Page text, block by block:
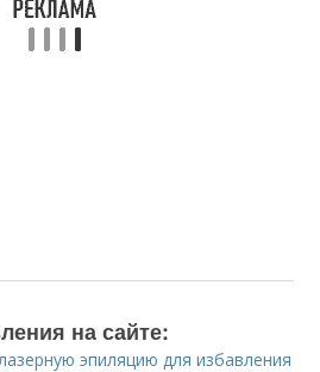
на сайте:
эпиляцию для избавления